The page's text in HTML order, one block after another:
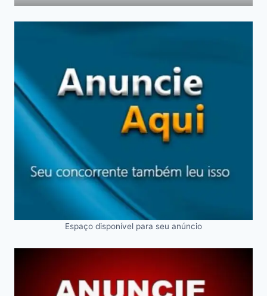
Espaço disponível para seu anúncio